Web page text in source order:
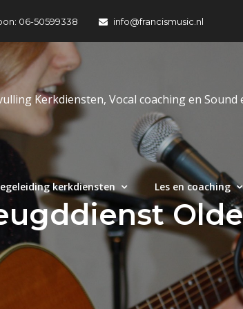
06-50599338 info@francismusic.nl
Kerkdiensten, Vocal coaching en
kerkdiensten Les en coaching